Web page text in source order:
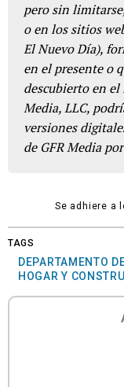
pero sin
o en los sitios
El Nuevo Día),
en el presente o
descubierto en el
Media, LLC,
versiones
de GFR Media
Se adhiere a
TAGS
DEPARTAMENTO
HOGAR Y